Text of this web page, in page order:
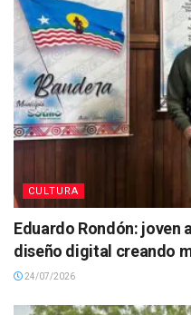
CULTURA
Eduardo Rondón: joven
diseño digital creando
24/07/2026